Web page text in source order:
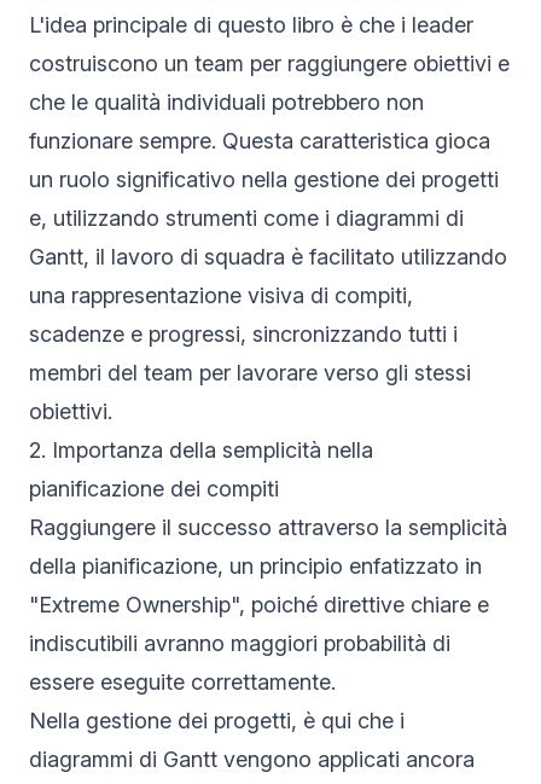
L'idea principale di questo libro è che i leader
costruiscono un team per raggiungere obiettivi e
che le qualità individuali potrebbero non
funzionare sempre. Questa caratteristica gioca
un ruolo significativo nella gestione dei progetti
e, utilizzando strumenti come i diagrammi di
Gantt, il lavoro di squadra è facilitato utilizzando
una rappresentazione visiva di compiti,
scadenze e progressi, sincronizzando tutti i
membri del team per lavorare verso gli stessi
obiettivi.
2. Importanza della semplicità nella
pianificazione dei compiti
Raggiungere il successo attraverso la semplicità
della pianificazione, un principio enfatizzato in
"Extreme Ownership", poiché direttive chiare e
indiscutibili avranno maggiori probabilità di
essere eseguite correttamente.
Nella gestione dei progetti, è qui che i
diagrammi di Gantt vengono applicati ancora